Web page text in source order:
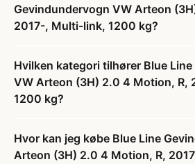
Gevindundervogn VW Arteon
2017-, Multi-link, 1200 kg?
Hvilken kategori tilhører Blue
VW Arteon (3H) 2.0 4 Motion, R,
1200 kg?
Hvor kan jeg købe Blue Line
Arteon (3H) 2.0 4 Motion, R,